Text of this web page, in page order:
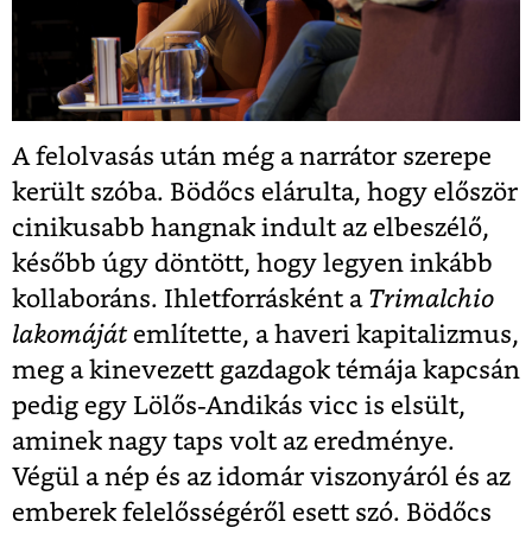
A felolvasás után még a narrátor szerepe
került szóba. Bödőcs elárulta, hogy először
cinikusabb hangnak indult az elbeszélő,
később úgy döntött, hogy legyen inkább
kollaboráns. Ihletforrásként a Trimalchio
lakomájátemlítette, a haveri kapitalizmus,
meg a kinevezett gazdagok témája kapcsán
pedig egy Lölős-Andikás vicc is elsült,
aminek nagy taps volt az eredménye.
Végül a nép és az idomár viszonyáról és az
emberek felelősségéről esett szó. Bödőcs